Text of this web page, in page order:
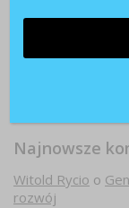
Najnowsze
Witold Rycio o
rozwój